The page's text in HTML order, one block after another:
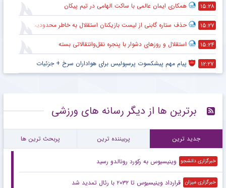
۱۵:۲۸ همکاری ایمان عالمی با ساکت الهامی در تیم پیکان
۱۵:۲۷ حذف ستاره گابنی از لیست بازیکنان استقلال به خاطر محدودیت نقل‌وانتقالاتی
۱۵:۲۴ استقلال و روزهای دشوار با پنجره نقل‌وانتقالاتی بسته
۱۲:۲۷ پیام مهم پیشکسوت پرسپولیس برای هواداران سرخ + جزئیات
برترین ها از دیگر رسانه های ورزشی
جدید ترین پربیننده ترین پربحث ترین ها
خبرگزاری دانشجو وینیسیوس به رکورد رونالدو رسید
خبرگزاری میزان قرارداد وینیسیوس تا ۲۰۳۲ با رئال‌ تمدید شد